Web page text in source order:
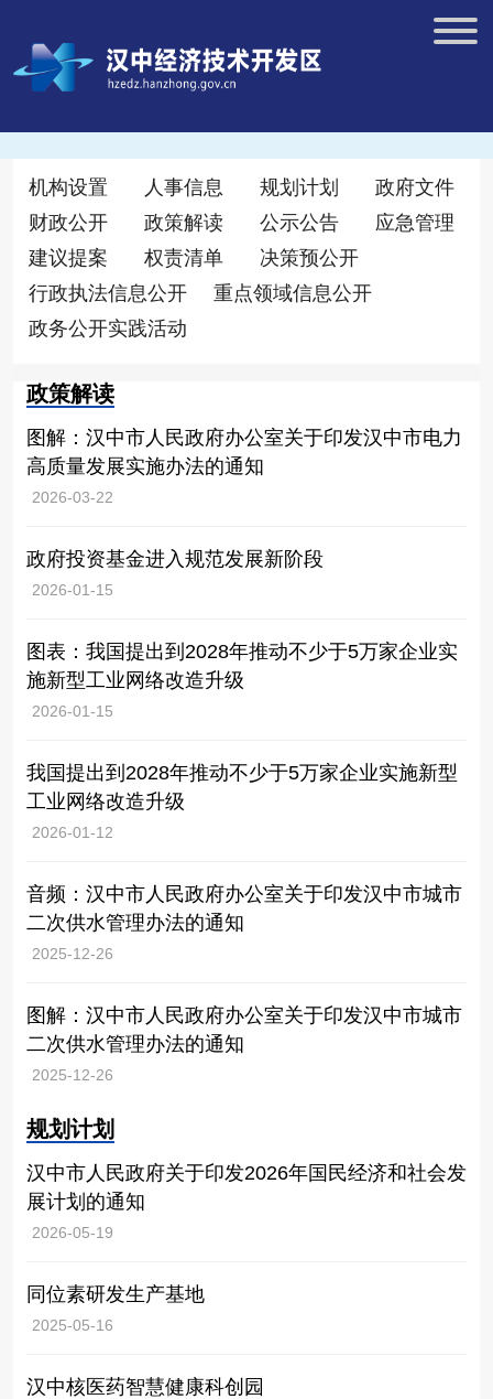
机构设置 人事信息 规划计划
政府文件
财政公开
政策解读 公示公告
应急管理
建议提案
权责清单
决策预公开
行政执法信息公开
重点领域信息公开
政务公开实践活动
政策解读
图解：汉中市人民政府办公室关于印发汉中市电力
高质量发展实施办法的通知
2026-03-22
政府投资基金进入规范发展新阶段
2026-01-15
图表：我国提出到2028年推动不少于5万家企业实
施新型工业网络改造升级
2026-01-15
我国提出到2028年推动不少于5万家企业实施新型
工业网络改造升级
2026-01-12
音频：汉中市人民政府办公室关于印发汉中市城市
二次供水管理办法的通知
2025-12-26
图解：汉中市人民政府办公室关于印发汉中市城市
二次供水管理办法的通知
2025-12-26
规划计划
汉中市人民政府关于印发2026年国民经济和社会发
展计划的通知
2026-05-19
同位素研发生产基地
2025-05-16
汉中核医药智慧健康科创园